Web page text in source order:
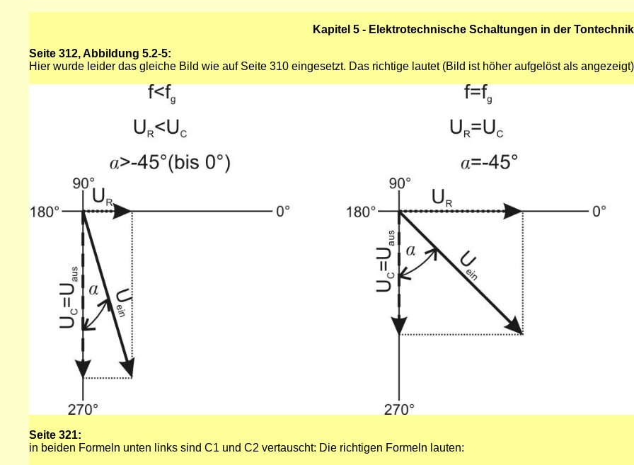
Kapitel 5 - Elektrotechnische Schaltungen in der
Seite 312, Abbildung 5.2-5:
Hier wurde leider das gleiche Bild wie auf Seite 310 eingesetzt. Das richtige lautet (Bild ist höher aufgelöst als
Seite 321:
in beiden Formeln unten links sind C1 und C2 vertauscht: Die richtigen Formeln lauten: